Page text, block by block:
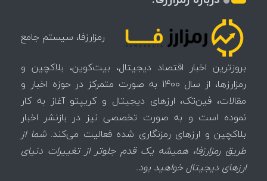
رمزارزفا، سیستم جامع
بروزترین اخبار اقتصاد دیجیتال، بیت‌کوین، بلاکچین و
رمزارزها، از سال 1400 به صورت متمرکز در حوزه اخبار و
مقالات، فین‌تک، ارزهای‌ دیجیتال و کریپتو آغاز به کار
نموده است و به صورت تخصصی نیز در بازنشر اخبار
بلاکچین و ارزهای رمزنگاری شده فعالیت می‌کند.شما از
طریق رمزارزفا، همیشه یک قدم جلوتر از تغییرات دنیای
ارزهای دیجیتال خواهید بود.